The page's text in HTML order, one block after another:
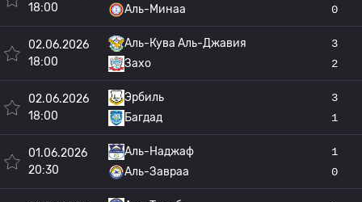
18:00
Аль-Минаа
0
02.06.2026
18:00
Аль-Кува Аль-Джавия
Захо
3
2
02.06.2026
18:00
Эрбиль
Багдад
3
1
01.06.2026
20:30
Аль-Наджаф
Аль-Завраа
1
0